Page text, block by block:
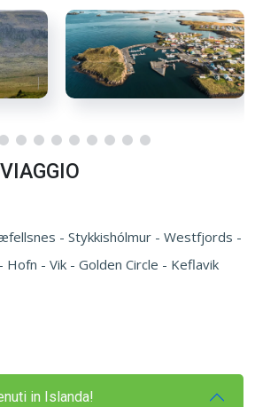
- Stykkishólmur - Westfjords -
- Vik - Golden Circle - Keflavik
in Islanda!